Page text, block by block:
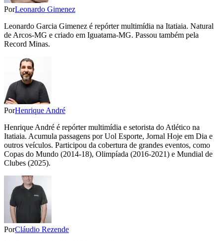
PorLeonardo Gimenez
Leonardo Garcia Gimenez é repórter multimídia na Itatiaia. Natural
de Arcos-MG e criado em Iguatama-MG. Passou também pela
Record Minas.
PorHenrique André
Henrique André é repórter multimídia e setorista do Atlético na
Itatiaia. Acumula passagens por Uol Esporte, Jornal Hoje em Dia e
outros veículos. Participou da cobertura de grandes eventos, como
Copas do Mundo (2014-18), Olimpíada (2016-2021) e Mundial de
Clubes (2025).
PorCláudio Rezende